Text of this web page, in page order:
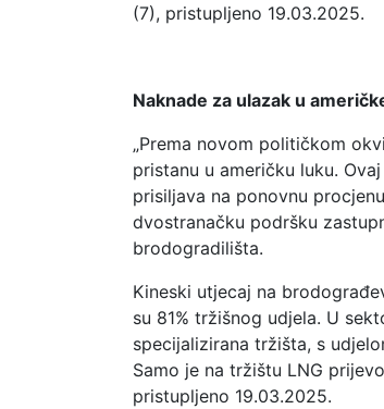
(7), pristupljeno 19.03.2025.
Naknade za ulazak u
„Prema novom političkom
pristanu u američku luku.
prisiljava na ponovnu
dvostranačku podršku
brodogradilišta.
Kineski utjecaj na
su 81% tržišnog udjela. U
specijalizirana tržišta, s
Samo je na tržištu LNG
pristupljeno 19.03.2025.